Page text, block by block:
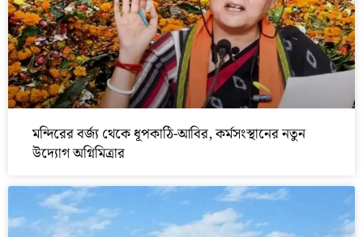
মন্দিরের বর্জ্য থেকে ধূপকাঠি-আবির, কর্মসংস্থানের নতুন
উদ্যোগ অগ্নিমিত্রার